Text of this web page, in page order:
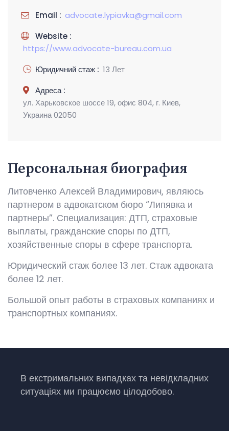
Email : advocate.lypiavka@gmail.com
Website :
https://www.advocate-bureau.com.ua
Юридичний стаж : 13 Лет
Адреса :
ул. Харьковское шоссе 19, офис 804, г. Киев,
Украина 02050
Персональная биография
Литовченко Алексей Владимирович, являюсь
партнером в адвокатском бюро “Липявка и
партнеры”. Специализация: ДТП, страховые
выплаты, гражданские споры по ДТП,
хозяйственные споры в сфере транспорта.
Юридический стаж более 13 лет. Стаж адвоката
более 12 лет.
Большой опыт работы в страховых компаниях и
транспортных компаниях.
В екстримальних випадках та невідкладних
ситуаціях ми працюємо цілодобово.